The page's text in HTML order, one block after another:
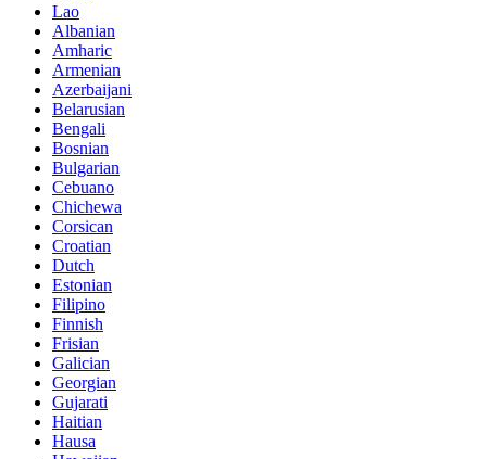
Lao
Albanian
Amharic
Armenian
Azerbaijani
Belarusian
Bengali
Bosnian
Bulgarian
Cebuano
Chichewa
Corsican
Croatian
Dutch
Estonian
Filipino
Finnish
Frisian
Galician
Georgian
Gujarati
Haitian
Hausa